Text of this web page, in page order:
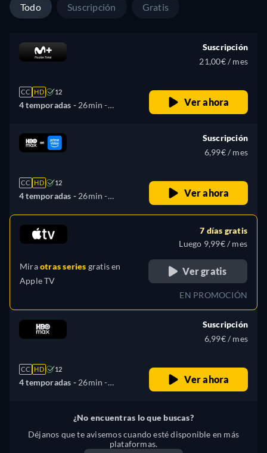
Todo Suscripción Gratis
CC HD 12
4 temporadas - 26min -
Suscripción
21,00€ / mes
Ver ahora
CC HD 12
4 temporadas - 26min -
Suscripción
6,99€ / mes
Ver ahora
Miraotras series gratis en
Apple TV
7 días gratis
Luego 9,99€ / mes
Ver gratis
EN PROMOCIÓN
CC HD 12
4 temporadas - 26min -
Suscripción
6,99€ / mes
Ver ahora
¿No encuentras lo que buscas?
Déjanos que te avisemos cuando esté disponible en más
plataformas.